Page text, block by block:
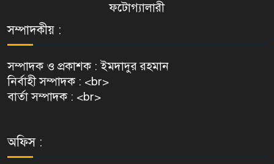
ফটোগ্যালারী
সম্পাদকীয় :
সম্পাদক ও প্রকাশক : ইমদাদুর রহমান
নির্বাহী সম্পাদক : <br>
বার্তা সম্পাদক : <br>
অফিস :